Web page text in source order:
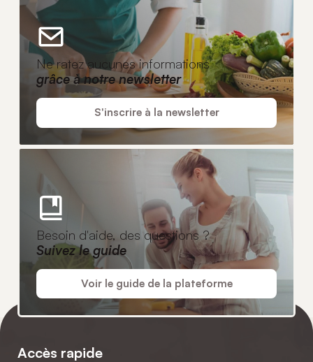
Ne ratez aucunes informations
grâce à notre newsletter
S'inscrire à la newsletter
Besoin d'aide, des questions ?
Suivez le guide
Voir le guide de la plateforme
Accès rapide